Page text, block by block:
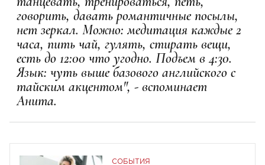
говорить, давать романтичные посылы,
нет зеркал. Можно: медитация каждые 2
часа, пить чай, гулять, стирать вещи,
есть до 12:00 что угодно. Подъем в 4:30.
Язык: чуть выше базового английского с
тайским акцентом", - вспоминает
Анита.
СОБЫТИЯ